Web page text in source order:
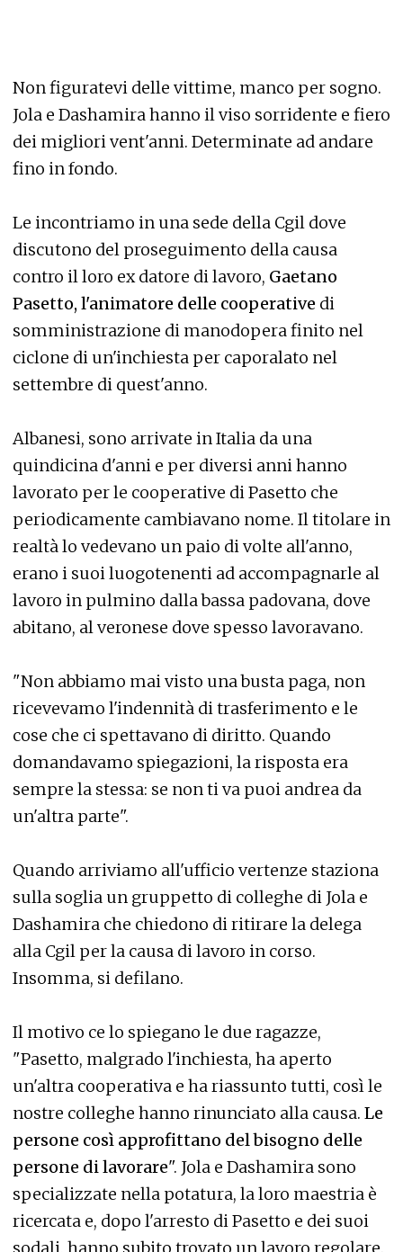
Non figuratevi delle vittime, manco per sogno.
Jola e Dashamira hanno il viso sorridente e fiero
dei migliori vent'anni. Determinate ad andare
fino in fondo.
Le incontriamo in una sede della Cgil dove
discutono del proseguimento della causa
contro il loro ex datore di lavoro, Gaetano
Pasetto, l'animatore delle cooperative di
somministrazione di manodopera finito nel
ciclone di un'inchiesta per caporalato nel
settembre di quest'anno.
Albanesi, sono arrivate in Italia da una
quindicina d'anni e per diversi anni hanno
lavorato per le cooperative di Pasetto che
periodicamente cambiavano nome. Il titolare in
realtà lo vedevano un paio di volte all'anno,
erano i suoi luogotenenti ad accompagnarle al
lavoro in pulmino dalla bassa padovana, dove
abitano, al veronese dove spesso lavoravano.
"Non abbiamo mai visto una busta paga, non
ricevevamo l'indennità di trasferimento e le
cose che ci spettavano di diritto. Quando
domandavamo spiegazioni, la risposta era
sempre la stessa: se non ti va puoi andrea da
un'altra parte".
Quando arriviamo all'ufficio vertenze staziona
sulla soglia un gruppetto di colleghe di Jola e
Dashamira che chiedono di ritirare la delega
alla Cgil per la causa di lavoro in corso.
Insomma, si defilano.
Il motivo ce lo spiegano le due ragazze,
"Pasetto, malgrado l'inchiesta, ha aperto
un'altra cooperativa e ha riassunto tutti, così le
nostre colleghe hanno rinunciato alla causa. Le
persone così approfittano del bisogno delle
persone di lavorare". Jola e Dashamira sono
specializzate nella potatura, la loro maestria è
ricercata e, dopo l'arresto di Pasetto e dei suoi
sodali, hanno subito trovato un lavoro regolare.